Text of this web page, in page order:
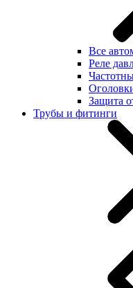
Все
Реле
Защита
Трубы и фитинги